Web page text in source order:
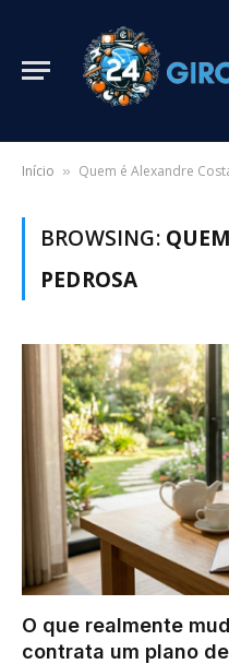
Início » Quem é Alexandre
BROWSING:
PEDROSA
O que realmente
contrata um plano